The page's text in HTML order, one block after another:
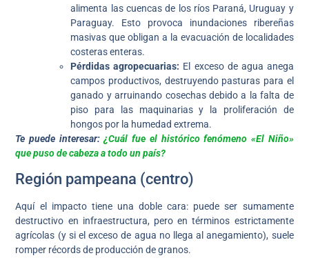
alimenta las cuencas de los ríos Paraná, Uruguay y
Paraguay. Esto provoca inundaciones ribereñas
masivas que obligan a la evacuación de localidades
costeras enteras.
Pérdidas agropecuarias: El exceso de agua anega
campos productivos, destruyendo pasturas para el
ganado y arruinando cosechas debido a la falta de
piso para las maquinarias y la proliferación de
hongos por la humedad extrema.
Te puede interesar:¿Cuál fue el histórico fenómeno «El Niño»
que puso de cabeza a todo un país?
Región pampeana (centro)
Aquí el impacto tiene una doble cara: puede ser sumamente
destructivo en infraestructura, pero en términos estrictamente
agrícolas (y si el exceso de agua no llega al anegamiento), suele
romper récords de producción de granos.